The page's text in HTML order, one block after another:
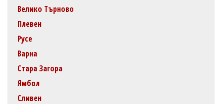
Велико Търново
Плевен
Русе
Варна
Стара Загора
Ямбол
Сливен